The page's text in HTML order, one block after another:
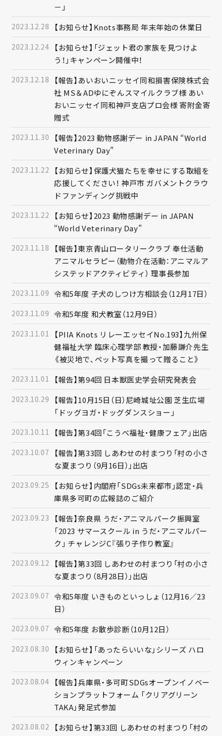
－」
2023.12.28 【お知らせ】Knots事務局 年末年始の休業日
2023.12.24
【お知らせ】「ジェット君の家族を見つけよ
う！」キャンペーン開催中！
2023.12.18
【報告】あいおいニッセイ同和損害保険株式会
社 MS＆ADゆにぞんスマイルクラブ様 あい
おいニッセイ同和神戸支店プロ会様 寄附金寄
贈式
2023.11.30
【報告】2023 動物感謝デー in JAPAN “World
Veterinary Day”
2023.11.22
【お知らせ】保護犬猫たちを幸せにする取組を
応援してください！ 神戸市 ガバメントクラウ
ドファンディング挑戦中
2023.11.22
【お知らせ】2023 動物感謝デー in JAPAN
“World Veterinary Day”
2023.11.18
【報告】東京青山ロータリークラブ 奉仕活動
アニマルセラピー（動物介在活動：アニマルア
システッドアクティビティ） 理事長参加
2023.11.09 令和5年度 子犬のしつけ方相談会（12月17日）
2023.11.09 令和5年度 和犬教室（12月9日）
2023.11.01
【PIIA Knots リレーエッセイNo.193】九州保
健福祉大学 臨床心理学部 教授・加藤謙介先生
《被災地で、ペット写真を撮って贈ること》
2023.11.01 【報告】第94回 日本獣医史学会研究発表会
2023.10.29
【報告】10月15日（日）尼崎城址公園 芝生広場
「ドッグヨガ・ドッグダンスショー」
2023.10.11 【報告】第34回「こうべ福祉・健康フェア」出店
2023.10.07
【報告】第33回 しあわせの村まつり「村の小さ
な夏まつり（9月16日）」出店
2023.09.25
【お知らせ】内閣府「SDGs未来都市」認定・兵
庫県多可町の広報誌のご紹介
2023.09.23
【報告】奈良県 うだ・アニマルパーク振興室
「2023 サマースクール in うだ・アニマルパー
ク」 チャレンジC『張り子作り教室』
2023.09.12
【報告】第33回 しあわせの村まつり「村の小さ
な夏まつり（8月28日）」出店
2023.09.07 令和5年度 いきものといっしょ（12月16／23
日）
2023.09.07 令和5年度 お散歩診断（10月12日）
2023.08.30
【お知らせ】「あったらいいな」シリーズ ハロ
ウィンキャンペーン
2023.08.04
【報告】兵庫県・多可町SDGsオープンイノベー
ションプラットフォーム 「クリアグリーン
TAKA」発足式参加
2023.08.02
【お知らせ】第33回 しあわせの村まつり「村の